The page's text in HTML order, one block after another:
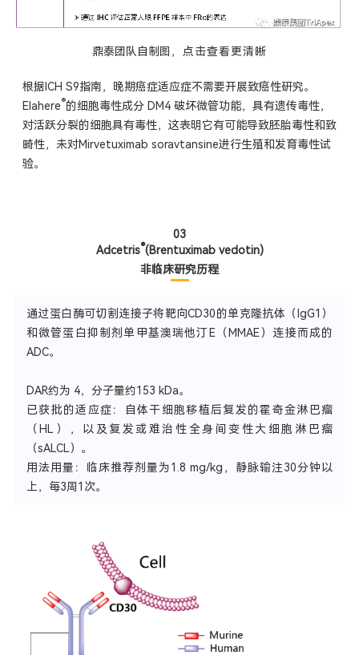
鼎泰团队自制图 ，点击查看更清晰
根据ICH S9指南，晚期癌症适应症不需要开展致癌性研究。
Elahere®的细胞毒性成分 DM4 破坏微管功能，具有遗传毒性，
对活跃分裂的细胞具有毒性，这表明它有可能导致胚胎毒性和致
畸性，未对Mirvetuximab soravtansine进行生殖和发育毒性试
验。
03
Adcetris®(Brentuximab vedotin)
非临床研究历程
通过蛋白酶可切割连接子将靶向CD30的单克隆抗体（IgG1）
和微管蛋白抑制剂单甲基澳瑞他汀E（MMAE）连接而成的
ADC。
DAR约为 4，分子量约153 kDa。
已获批的适应症：自体干细胞移植后复发的霍奇金淋巴瘤
（HL），以及复发或难治性全身间变性大细胞淋巴瘤
（sALCL）。
用法用量：临床推荐剂量为1.8 mg/kg，静脉输注30分钟以
上，每3周1次。